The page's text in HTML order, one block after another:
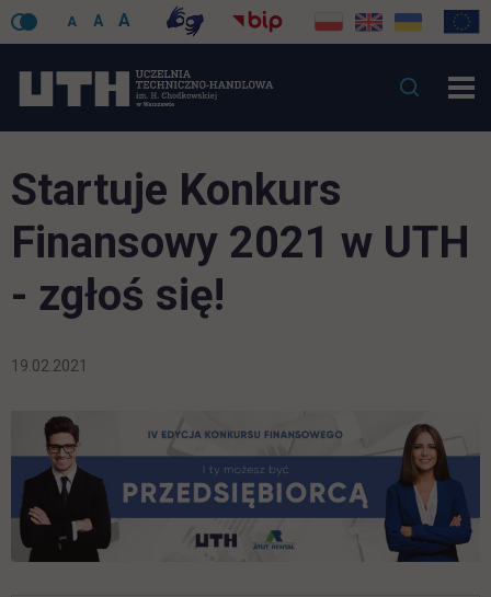
A A A
Startuje Konkurs
Finansowy 2021 w UTH
- zgłoś się!
19.02.2021